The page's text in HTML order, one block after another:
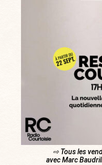
⇨ Tous les
avec Marc